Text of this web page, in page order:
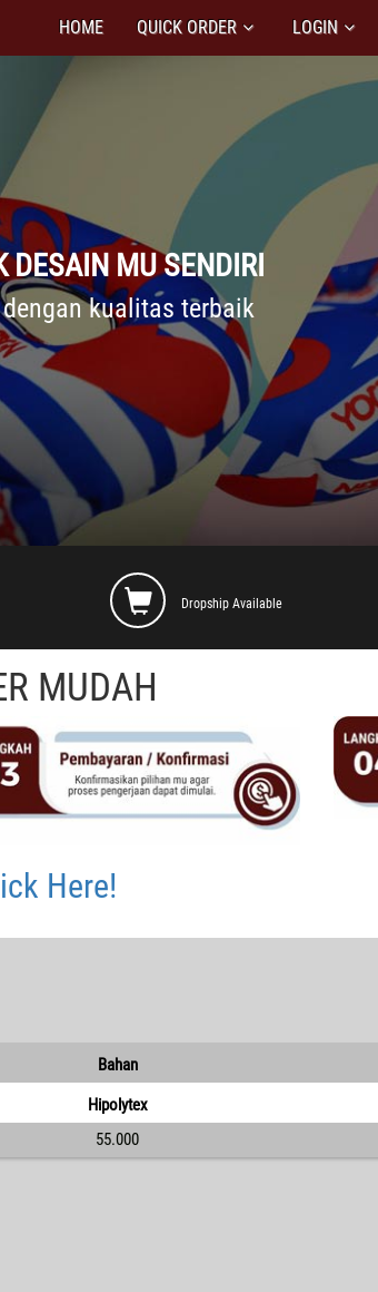
HOME QUICK ORDER LOGIN
DESAIN MU SENDIRI
kualitas terbaik
Dropship Available
MUDAH
Here!
Bahan
Hipolytex
55.000